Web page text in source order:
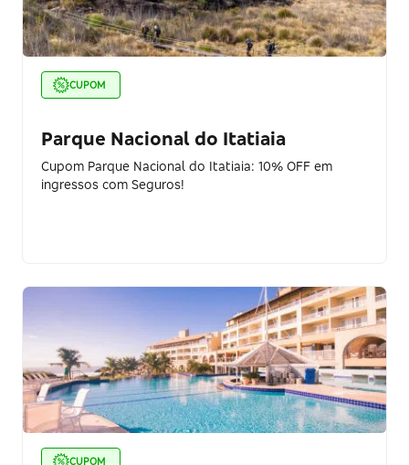
CUPOM
Parque Nacional do Itatiaia
Cupom Parque Nacional do Itatiaia: 10% OFF em
ingressos com Seguros!
CUPOM